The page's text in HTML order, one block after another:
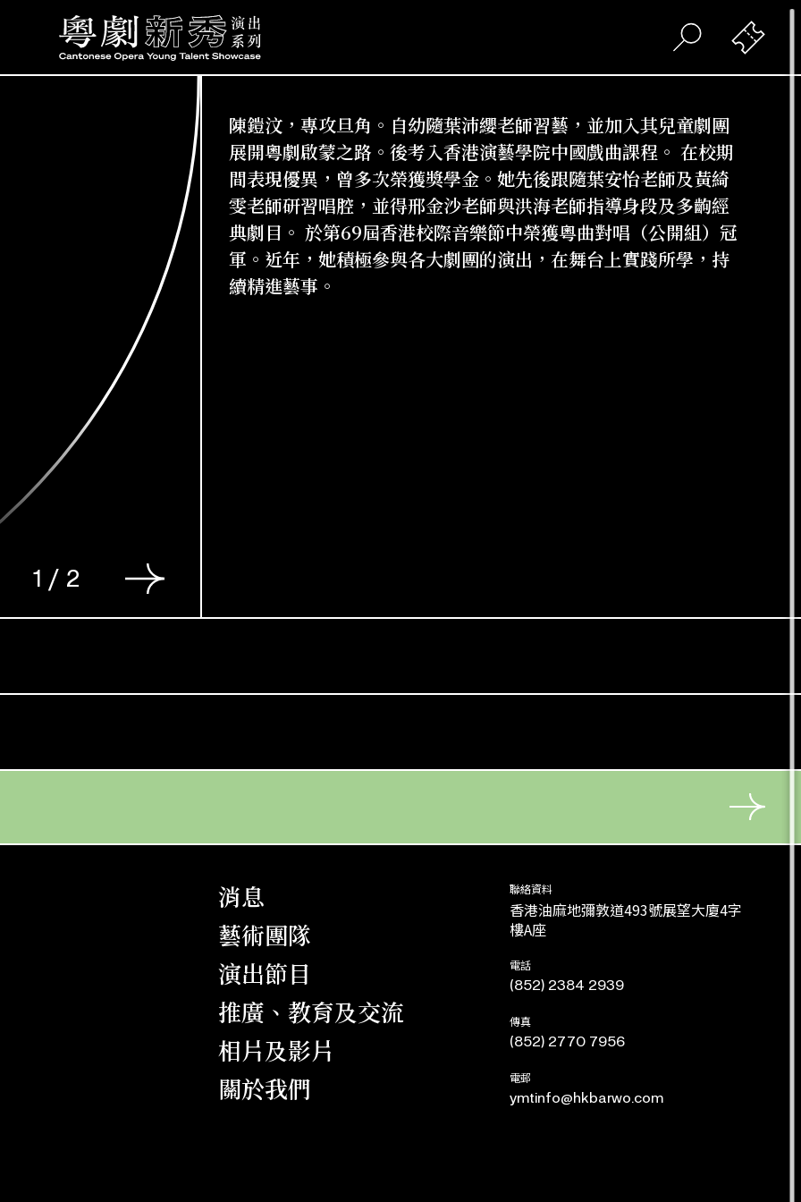
1 / 2
陳鎧汶，專攻旦角。自幼隨葉沛纓老師習藝，並加入其兒童劇團
展開粵劇啟蒙之路。後考入香港演藝學院中國戲曲課程。 在校期
間表現優異，曾多次榮獲獎學金。她先後跟隨葉安怡老師及黃綺
雯老師研習唱腔，並得邢金沙老師與洪海老師指導身段及多齣經
典劇目。 於第69屆香港校際音樂節中榮獲粵曲對唱（公開組）冠
軍。近年，她積極參與各大劇團的演出，在舞台上實踐所學，持
續精進藝事。
消息
藝術團隊
演出節目
推廣、教育及交流
相片及影片
關於我們
聯絡資料
香港油麻地彌敦道493號展望大廈4字
樓A座
電話
(852) 2384 2939
傳真
(852) 2770 7956
電郵
ymtinfo@hkbarwo.com